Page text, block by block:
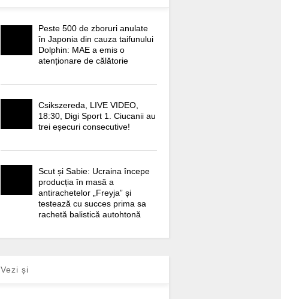
Peste 500 de zboruri anulate
în Japonia din cauza taifunului
Dolphin: MAE a emis o
atenționare de călătorie
Csikszereda, LIVE VIDEO,
18:30, Digi Sport 1. Ciucanii au
trei eșecuri consecutive!
Scut și Sabie: Ucraina începe
producția în masă a
antirachetelor „Freyja” și
testează cu succes prima sa
rachetă balistică autohtonă
Vezi și